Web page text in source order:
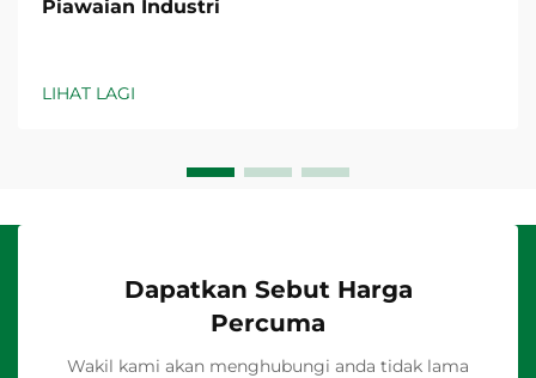
Piawaian Industri
LIHAT LAGI
Dapatkan Sebut Harga
Percuma
Wakil kami akan menghubungi anda tidak lama